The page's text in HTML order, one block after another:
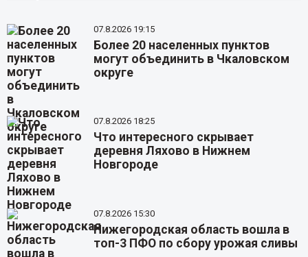
07.8.2026 19:15
Более 20 населенных пунктов
могут объединить в Чкаловском
округе
07.8.2026 18:25
Что интересного скрывает
деревня Ляхово в Нижнем
Новгороде
07.8.2026 15:30
Нижегородская область вошла в
топ-3 ПФО по сбору урожая сливы